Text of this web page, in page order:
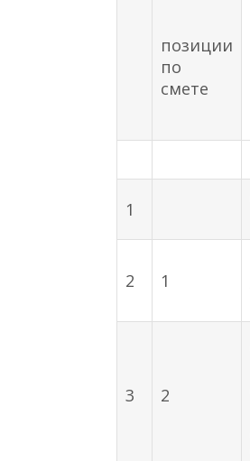
позиции
по
смете
1
2 1
3 2